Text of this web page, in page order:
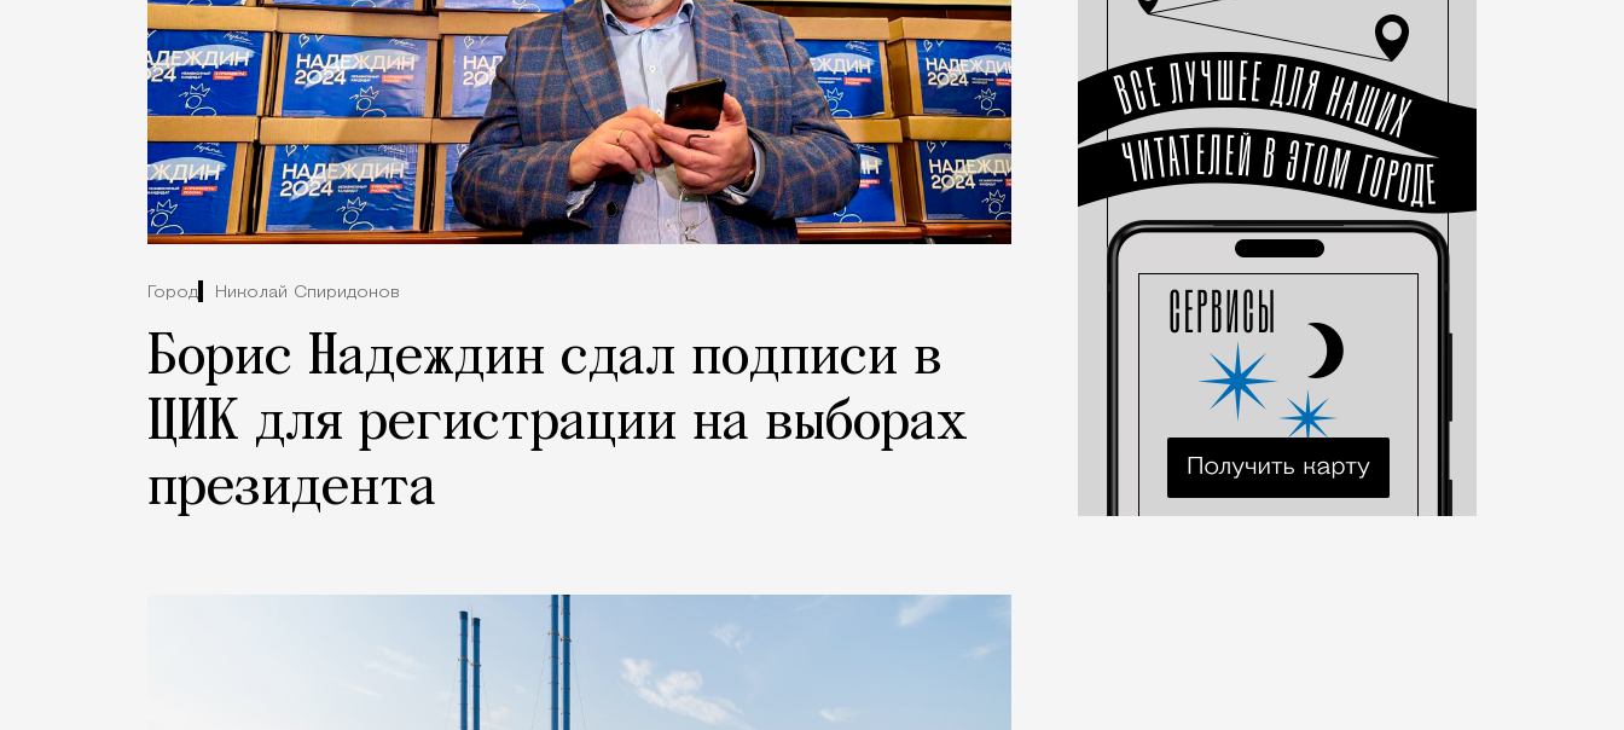
Город Николай Спиридонов
Борис Надеждин сдал подписи в
ЦИК для регистрации на выборах
президента